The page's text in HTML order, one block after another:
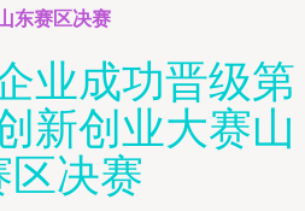
东赛区决赛
业成功晋级第
新创业大赛山
区决赛